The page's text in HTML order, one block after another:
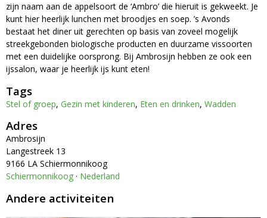
zijn naam aan de appelsoort de ‘Ambro’ die hieruit is gekweekt. Je
kunt hier heerlijk lunchen met broodjes en soep. ’s Avonds
bestaat het diner uit gerechten op basis van zoveel mogelijk
streekgebonden biologische producten en duurzame vissoorten
met een duidelijke oorsprong. Bij Ambrosijn hebben ze ook een
ijssalon, waar je heerlijk ijs kunt eten!
Tags
Stel of groep, Gezin met kinderen, Eten en drinken, Wadden
Adres
Ambrosijn
Langestreek 13
9166 LA Schiermonnikoog
Schiermonnikoog · Nederland
Andere activiteiten